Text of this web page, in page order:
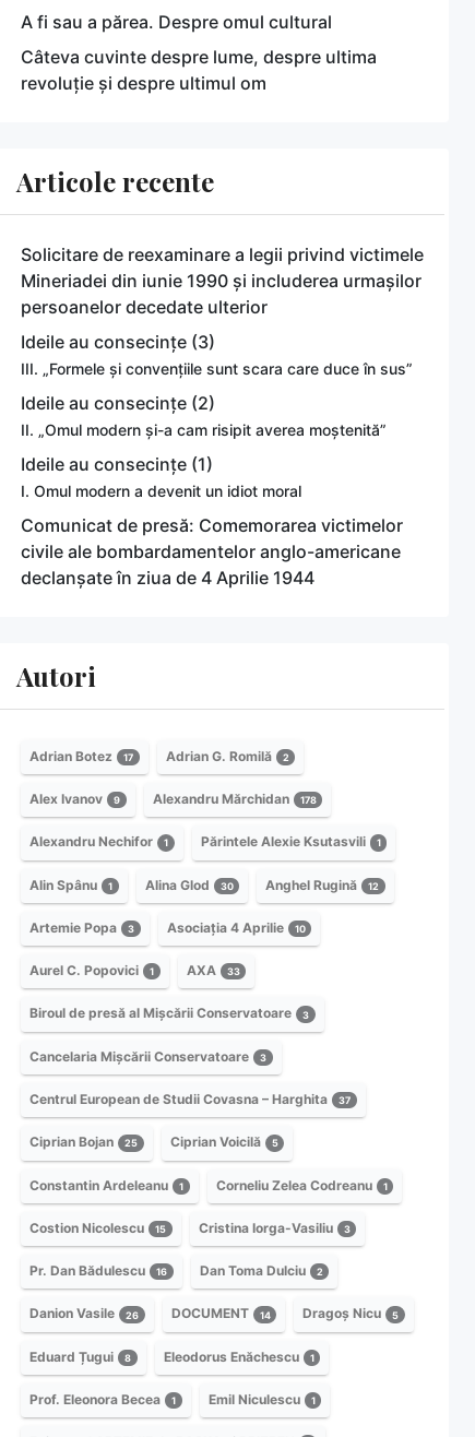
A fi sau a părea. Despre omul cultural
Câteva cuvinte despre lume, despre ultima
revoluție și despre ultimul om
Articole recente
Solicitare de reexaminare a legii privind victimele
Mineriadei din iunie 1990 și includerea urmașilor
persoanelor decedate ulterior
Ideile au consecințe (3)
III. „Formele și convențiile sunt scara care duce în sus”
Ideile au consecințe (2)
II. „Omul modern și-a cam risipit averea moștenită”
Ideile au consecințe (1)
I. Omul modern a devenit un idiot moral
Comunicat de presă: Comemorarea victimelor
civile ale bombardamentelor anglo-americane
declanșate în ziua de 4 Aprilie 1944
Autori
Adrian Botez 17 Adrian G. Romilă 2
Alex Ivanov 9 Alexandru Mărchidan 178
Alexandru Nechifor 1 Părintele Alexie Ksutasvili 1
Alin Spânu 1 Alina Glod 30 Anghel Rugină 12
Artemie Popa 3 Asociația 4 Aprilie 10
Aurel C. Popovici 1 AXA 33
Biroul de presă al Mișcării Conservatoare 3
Cancelaria Mișcării Conservatoare 3
Centrul European de Studii Covasna – Harghita 37
Ciprian Bojan 25 Ciprian Voicilă 5
Constantin Ardeleanu 1 Corneliu Zelea Codreanu 1
Costion Nicolescu 15 Cristina Iorga-Vasiliu 3
Pr. Dan Bădulescu 16 Dan Toma Dulciu 2
Danion Vasile 26 DOCUMENT 14 Dragoș Nicu 5
Eduard Țugui 8 Eleodorus Enăchescu 1
Prof. Eleonora Becea 1 Emil Niculescu 1